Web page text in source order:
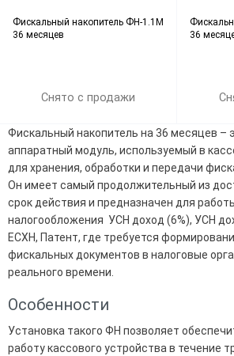
Фискальный накопитель ФН-1.1М
36 месяцев
Снято с продажи
36
Фискальный накопитель на 36 месяцев –
аппаратный модуль, используемый в
для хранения, обработки и передачи
Он имеет самый продолжительный из
срок действия и предназначен для
налогообложения УСН доход (6%), УСН
ECXH, Патент, где требуется
фискальных документов в налоговые
реального времени.
Особенности
Установка такого ФН позволяет
работу кассового устройства в течение